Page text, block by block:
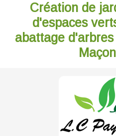
Création de
d'espaces
abattage